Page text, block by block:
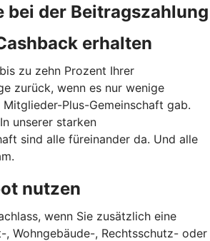
bei der Beitragszahlung
erhalten
zu zehn Prozent Ihrer
zurück, wenn es nur wenige
Plus-Gemeinschaft gab.
unserer starken
sind alle füreinander da. Und alle
nutzen
wenn Sie zusätzlich eine
Wohngebäude-, Rechtsschutz- oder